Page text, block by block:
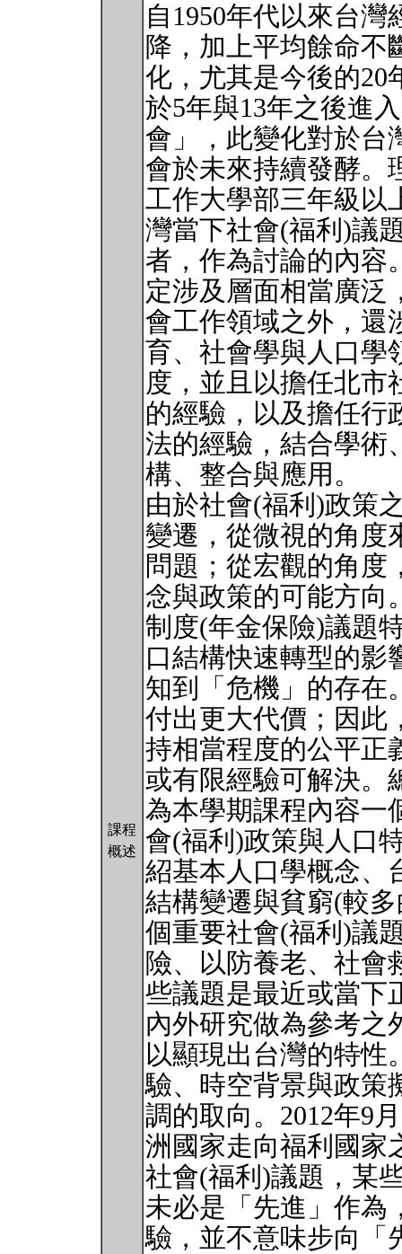
課程
概述
自1950年代以來台
降，加上平均餘命不
化，尤其是今後的20
於5年與13年之後進
會」，此變化對於台
會於未來持續發酵。
工作大學部三年級以
灣當下社會(福利)議
者，作為討論的內容
定涉及層面相當廣泛
會工作領域之外，還
育、社會學與人口學
度，並且以擔任北市
的經驗，以及擔任行
法的經驗，結合學術
構、整合與應用。
由於社會(福利)政策
變遷，從微視的角度
問題；從宏觀的角度
念與政策的可能方向
制度(年金保險)議題
口結構快速轉型的影
知到「危機」的存在
付出更大代價；因此
持相當程度的公平正
或有限經驗可解決。
為本學期課程內容一
會(福利)政策與人口
紹基本人口學概念、
結構變遷與貧窮(較
個重要社會(福利)議
險、以防養老、社會
些議題是最近或當下
內外研究做為參考之
以顯現出台灣的特性
驗、時空背景與政策
調的取向。2012年9
洲國家走向福利國家
社會(福利)議題，某
未必是「先進」作為
驗，並不意味步向「